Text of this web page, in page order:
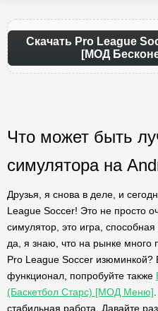
Скачать Pro League
[МОД
Что может быть
симулятора на
Друзья, я снова в деле, и
League Soccer! Это не просто
симулятор, это игра,
да, я знаю, что на рынке много
Pro League Soccer изюминкой?
функционал, попробуйте также
(Баскетбол Старс) [МОД Меню]
стабильная работа. Давайте